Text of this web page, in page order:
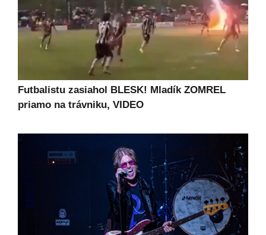
Futbalistu zasiahol BLESK! Mladík ZOMREL
priamo na trávniku, VIDEO